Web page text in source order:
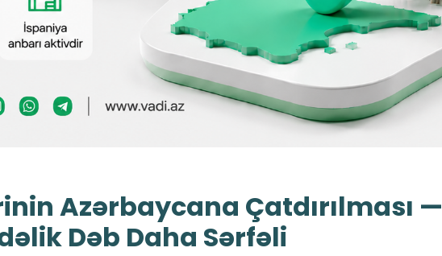
Azərbaycana Çatdırılması —
Dəb Daha Sərfəli